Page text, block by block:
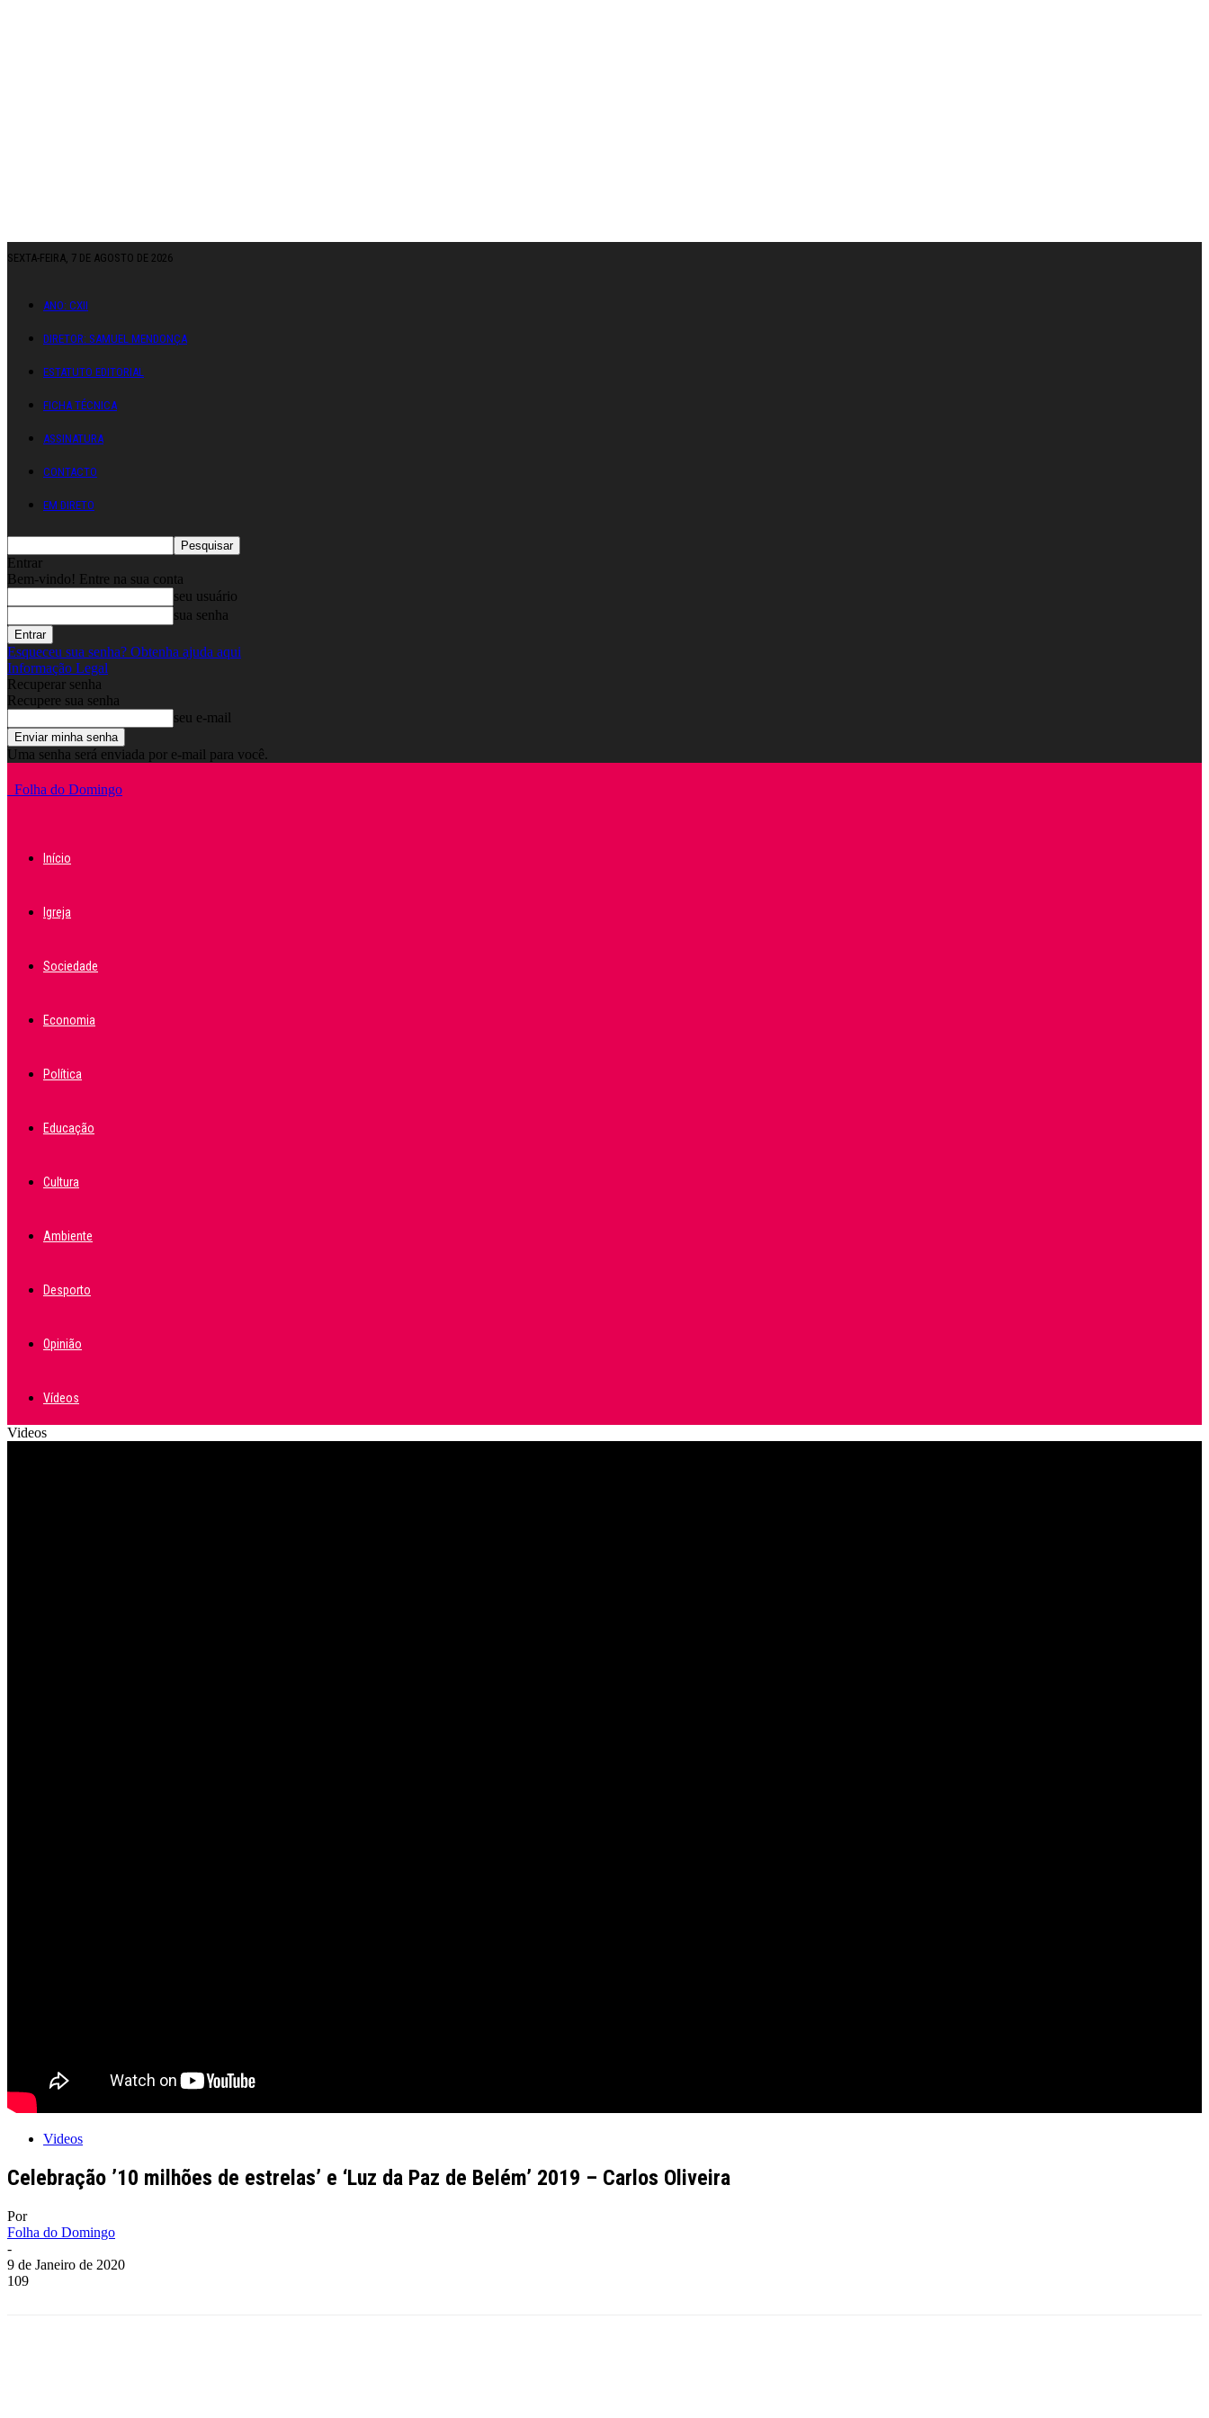
SEXTA-FEIRA, 7 DE AGOSTO DE 2026
ANO: CXII
DIRETOR: SAMUEL MENDONÇA
ESTATUTO EDITORIAL
FICHA TÉCNICA
ASSINATURA
CONTACTO
EM DIRETO
Entrar
Bem-vindo! Entre na sua conta
seu usuário
sua senha
Esqueceu sua senha? Obtenha ajuda aqui
Informação Legal
Recuperar senha
Recupere sua senha
seu e-mail
Uma senha será enviada por e-mail para você.
Folha do Domingo
Início
Igreja
Sociedade
Economia
Política
Educação
Cultura
Ambiente
Desporto
Opinião
Vídeos
Videos
Videos
Celebração ’10 milhões de estrelas’ e ‘Luz da Paz de Belém’ 2019 – Carlos Oliveira
Por
Folha do Domingo
-
9 de Janeiro de 2020
109